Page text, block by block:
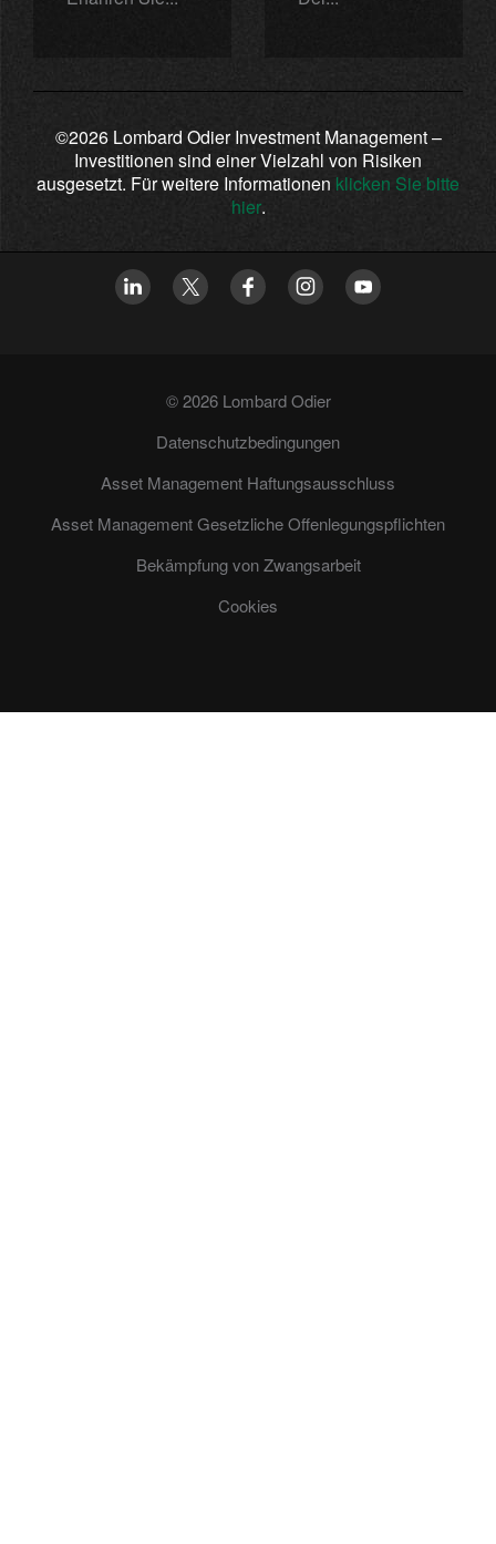
©2026 Lombard Odier Investment Management –
Investitionen sind einer Vielzahl von Risiken
ausgesetzt. Für weitere Informationen klicken Sie bitte
hier.
© 2026 Lombard Odier
Datenschutzbedingungen
Asset Management Haftungsausschluss
Asset Management Gesetzliche Offenlegungspflichten
Bekämpfung von Zwangsarbeit
Cookies